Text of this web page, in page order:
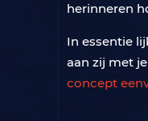
herinneren
In essentie
aan zij met
concept